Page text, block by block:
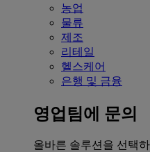
농업
물류
제조
리테일
헬스케어
은행 및 금융
영업팀에 문의
올바른 솔루션을 선택